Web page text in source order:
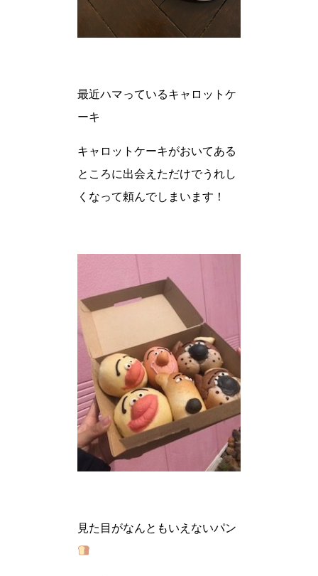
最近ハマっているキャロットケ
ーキ
キャロットケーキがおいてある
ところに出会えただけでうれし
くなって頼んでしまいます！
見た目がなんともいえないパン